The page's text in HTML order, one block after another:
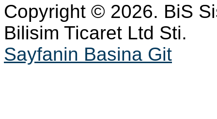
Copyright © 2026. BiS
Bilisim Ticaret Ltd Sti.
Sayfanin Basina Git